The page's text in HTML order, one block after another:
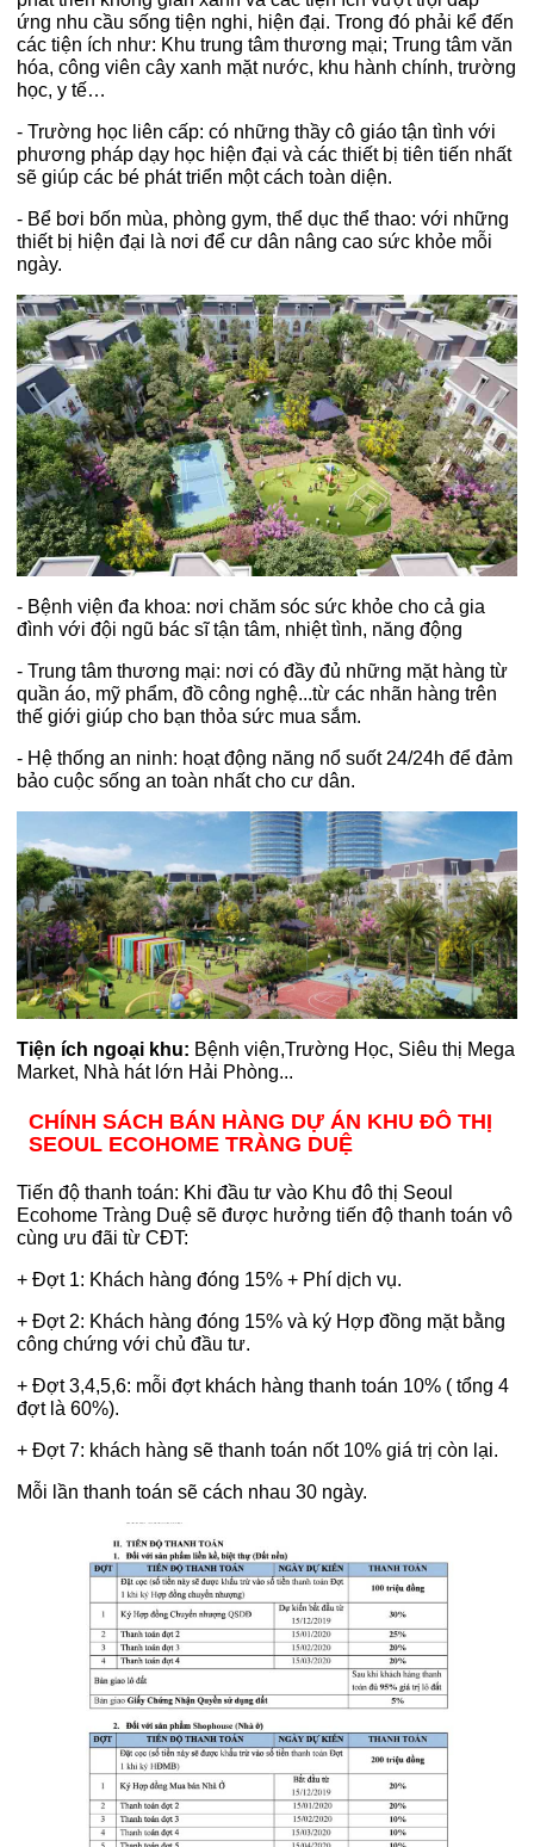
ứng nhu cầu sống tiện nghi, hiện đại. Trong đó phải kể đến
các tiện ích như: Khu trung tâm thương mại; Trung tâm văn
hóa, công viên cây xanh mặt nước, khu hành chính, trường
học, y tế…
- Trường học liên cấp: có những thầy cô giáo tận tình với
phương pháp dạy học hiện đại và các thiết bị tiên tiến nhất
sẽ giúp các bé phát triển một cách toàn diện.
- Bể bơi bốn mùa, phòng gym, thể dục thể thao: với những
thiết bị hiện đại là nơi để cư dân nâng cao sức khỏe mỗi
ngày.
- Bệnh viện đa khoa: nơi chăm sóc sức khỏe cho cả gia
đình với đội ngũ bác sĩ tận tâm, nhiệt tình, năng động
- Trung tâm thương mại: nơi có đầy đủ những mặt hàng từ
quần áo, mỹ phẩm, đồ công nghệ...từ các nhãn hàng trên
thế giới giúp cho bạn thỏa sức mua sắm.
- Hệ thống an ninh: hoạt động năng nổ suốt 24/24h để đảm
bảo cuộc sống an toàn nhất cho cư dân.
Tiện ích ngoại khu: Bệnh viện,Trường Học, Siêu thị Mega
Market, Nhà hát lớn Hải Phòng...
CHÍNH SÁCH BÁN HÀNG DỰ ÁN KHU ĐÔ THỊ
SEOUL ECOHOME TRÀNG DUỆ
Tiến độ thanh toán: Khi đầu tư vào Khu đô thị Seoul
Ecohome Tràng Duệ sẽ được hưởng tiến độ thanh toán vô
cùng ưu đãi từ CĐT:
+ Đợt 1: Khách hàng đóng 15% + Phí dịch vụ.
+ Đợt 2: Khách hàng đóng 15% và ký Hợp đồng mặt bằng
công chứng với chủ đầu tư.
+ Đợt 3,4,5,6: mỗi đợt khách hàng thanh toán 10% ( tổng 4
đợt là 60%).
+ Đợt 7: khách hàng sẽ thanh toán nốt 10% giá trị còn lại.
Mỗi lần thanh toán sẽ cách nhau 30 ngày.